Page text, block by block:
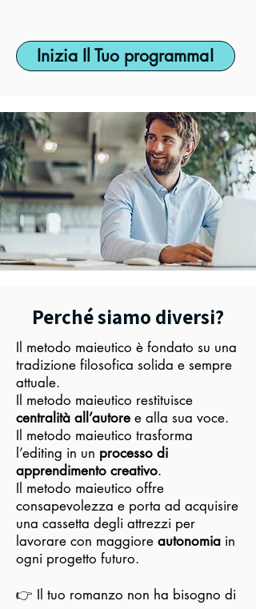
Inizia Il Tuo programma!
Perché siamo diversi?
Il metodo maieutico è fondato su una
tradizione filosofica solida e sempre
attuale.
Il metodo maieutico restituisce
centralità all’autore e alla sua voce.
Il metodo maieutico trasforma
l’editing in un processo di
apprendimento creativo.
Il metodo maieutico offre
consapevolezza e porta ad acquisire
una cassetta degli attrezzi per
lavorare con maggiore autonomia in
ogni progetto futuro.
👉 Il tuo romanzo non ha bisogno di